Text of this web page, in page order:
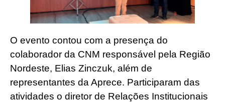
O evento contou com a presença do
colaborador da CNM responsável pela Região
Nordeste, Elias Zinczuk, além de
representantes da Aprece. Participaram das
atividades o diretor de Relações Institucionais